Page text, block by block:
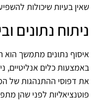
שאין בעיות שיכולות
ניתוח נתונים
איסוף נתונים מתמשך הוא
באמצעות כלים אנליטיים,
את דפוסי ההתנהגות של
פוטנציאליות לפני שהן